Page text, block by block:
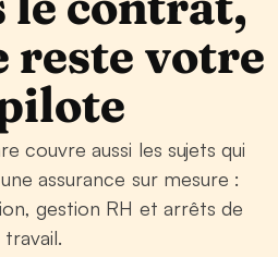
reste votre
couvre aussi les sujets qui
assurance sur mesure :
gestion RH et arrêts de
travail.